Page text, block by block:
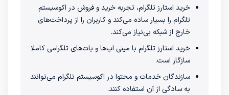
خرید استارز تلگرام، تجربه خرید و فروش در اکوسیستم
تلگرام را بسیار ساده می‌کند و کاربران را از پرداخت‌های
خارج از شبکه بی‌نیاز می‌کند.
خرید استارز تلگرام با مینی‌ اپ‌ها و بات‌های تلگرامی کاملا
سازگار است.
سازندگان خدمات و محتوا در اکوسیستم تلگرام می‌توانند
به سادگی از آن استفاده کنند.